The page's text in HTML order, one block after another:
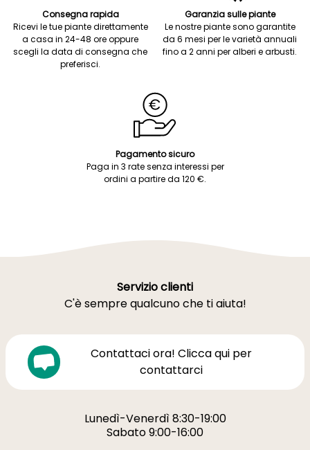
Consegna rapida
Ricevi le tue piante direttamente
a casa in 24-48 ore oppure
scegli la data di consegna che
preferisci.
Garanzia sulle piante
Le nostre piante sono garantite
da 6 mesi per le varietà annuali
fino a 2 anni per alberi e arbusti.
Pagamento sicuro
Paga in 3 rate senza interessi per
ordini a partire da 120 €.
Servizio clienti
C'è sempre qualcuno che ti aiuta!
Contattaci ora! Clicca qui per
contattarci
Lunedì-Venerdì 8:30-19:00
Sabato 9:00-16:00